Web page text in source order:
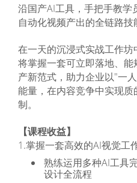
沿国产AI工具，手把手教
自动化视频产出的全链路技
在一天的沉浸式实战工作
将掌握一套可立即落地、
产新范式，助力企业以"一
能量，在内容竞争中实现
制。
【课程收益】
1.掌握一套高效的AI视觉工
熟练运用多种AI工具
设计全流程